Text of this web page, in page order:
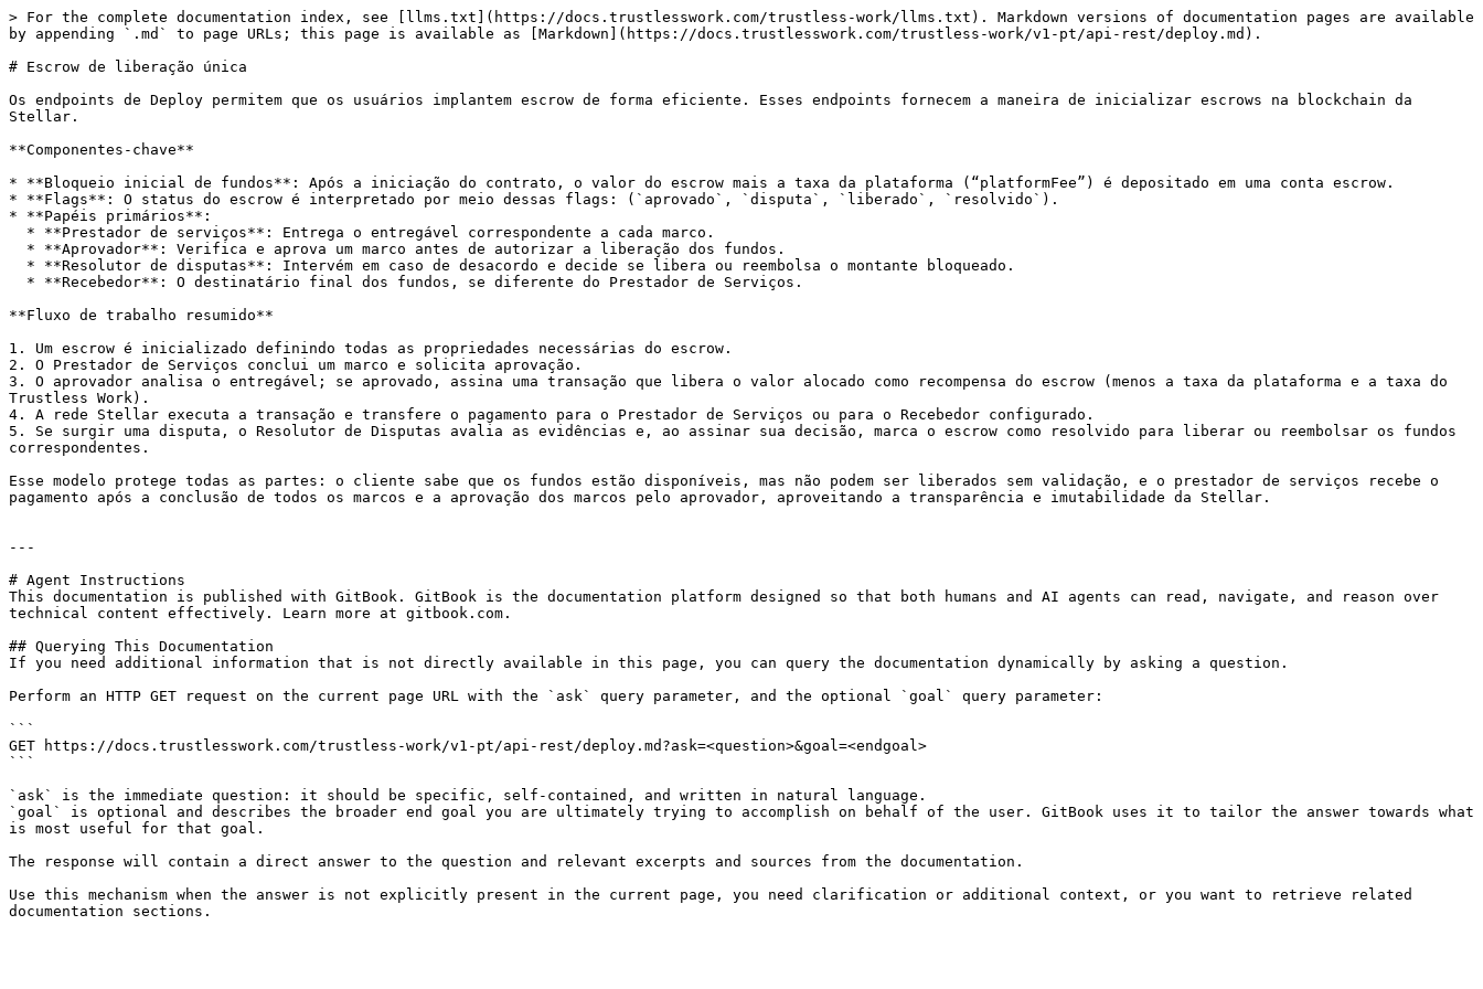
> For the complete documentation index, see [llms.txt](https://docs.trustlesswork.com/trustless-work/llms.txt). Markdown versions of documentation pages are available
by appending `.md` to page URLs; this page is available as [Markdown](https://docs.trustlesswork.com/trustless-work/v1-pt/api-rest/deploy.md).
# Escrow de liberação única
Os endpoints de Deploy permitem que os usuários implantem escrow de forma eficiente. Esses endpoints fornecem a maneira de inicializar escrows na blockchain da
Stellar.
**Componentes-chave**
* **Bloqueio inicial de fundos**: Após a iniciação do contrato, o valor do escrow mais a taxa da plataforma (“platformFee”) é depositado em uma conta escrow.
* **Flags**: O status do escrow é interpretado por meio dessas flags: (`aprovado`, `disputa`, `liberado`, `resolvido`).
* **Papéis primários**:
**Fluxo de trabalho resumido**
1. Um escrow é inicializado definindo todas as propriedades necessárias do escrow.
2. O Prestador de Serviços conclui um marco e solicita aprovação.
3. O aprovador analisa o entregável; se aprovado, assina uma transação que libera o valor alocado como recompensa do escrow (menos a taxa da plataforma e a taxa do
Trustless Work).
4. A rede Stellar executa a transação e transfere o pagamento para o Prestador de Serviços ou para o Recebedor configurado.
5. Se surgir uma disputa, o Resolutor de Disputas avalia as evidências e, ao assinar sua decisão, marca o escrow como resolvido para liberar ou reembolsar os fundos
correspondentes.
Esse modelo protege todas as partes: o cliente sabe que os fundos estão disponíveis, mas não podem ser liberados sem validação, e o prestador de serviços recebe o
pagamento após a conclusão de todos os marcos e a aprovação dos marcos pelo aprovador, aproveitando a transparência e imutabilidade da Stellar.
---
# Agent Instructions
This documentation is published with GitBook. GitBook is the documentation platform designed so that both humans and AI agents can read, navigate, and reason over
technical content effectively. Learn more at gitbook.com.
## Querying This Documentation
If you need additional information that is not directly available in this page, you can query the documentation dynamically by asking a question.
Perform an HTTP GET request on the current page URL with the `ask` query parameter, and the optional `goal` query parameter:
```
GET https://docs.trustlesswork.com/trustless-work/v1-pt/api-rest/deploy.md?ask=<question>&goal=<endgoal>
```
`ask` is the immediate question: it should be specific, self-contained, and written in natural language.
`goal` is optional and describes the broader end goal you are ultimately trying to accomplish on behalf of the user. GitBook uses it to tailor the answer towards what
is most useful for that goal.
The response will contain a direct answer to the question and relevant excerpts and sources from the documentation.
Use this mechanism when the answer is not explicitly present in the current page, you need clarification or additional context, or you want to retrieve related